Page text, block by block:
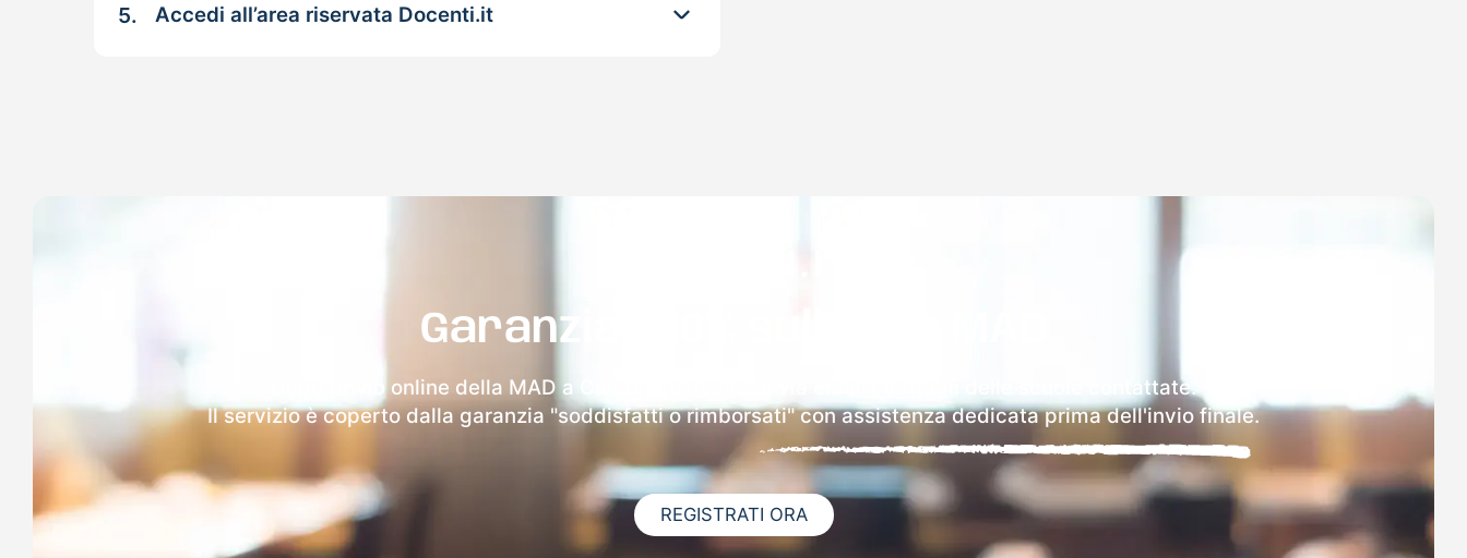
5. Accedi all’area riservata Docenti.it
Garanzia 100% sulla tua MAD
Dopo l'invio online della MAD a Cambiago riceverai via email i dettagli delle scuole contattate.
Il servizio è coperto dalla garanzia "soddisfatti o rimborsati" con assistenza dedicata prima dell'invio finale.
REGISTRATI ORA